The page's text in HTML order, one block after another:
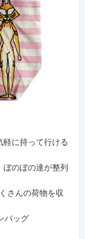
軽に持って行ける
のぼの達が整列
さんの荷物を収
バッグ